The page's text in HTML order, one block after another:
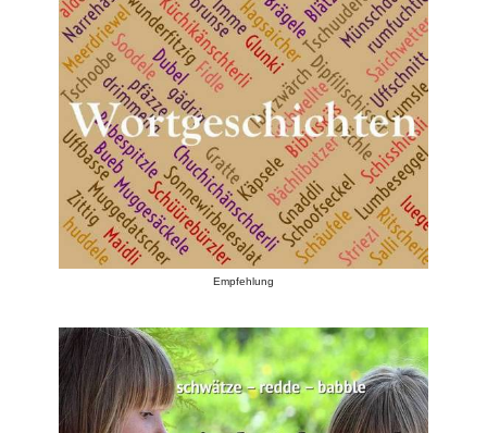
Empfehlung